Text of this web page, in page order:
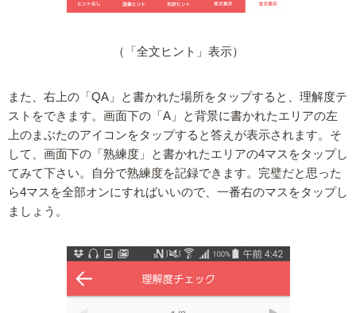
（「全文ヒント」表示）
また、右上の「QA」と書かれた場所をタップすると、理解度テ
ストをできます。画面下の「A」と背景に書かれたエリアの左
上のまぶたのアイコンをタップすると答えが表示されます。そ
して、画面下の「熟練度」と書かれたエリアの4マスをタップし
てみて下さい。自分で熟練度を記録できます。完璧だと思った
ら4マスを全部オンにすればいいので、一番右のマスをタップし
ましょう。